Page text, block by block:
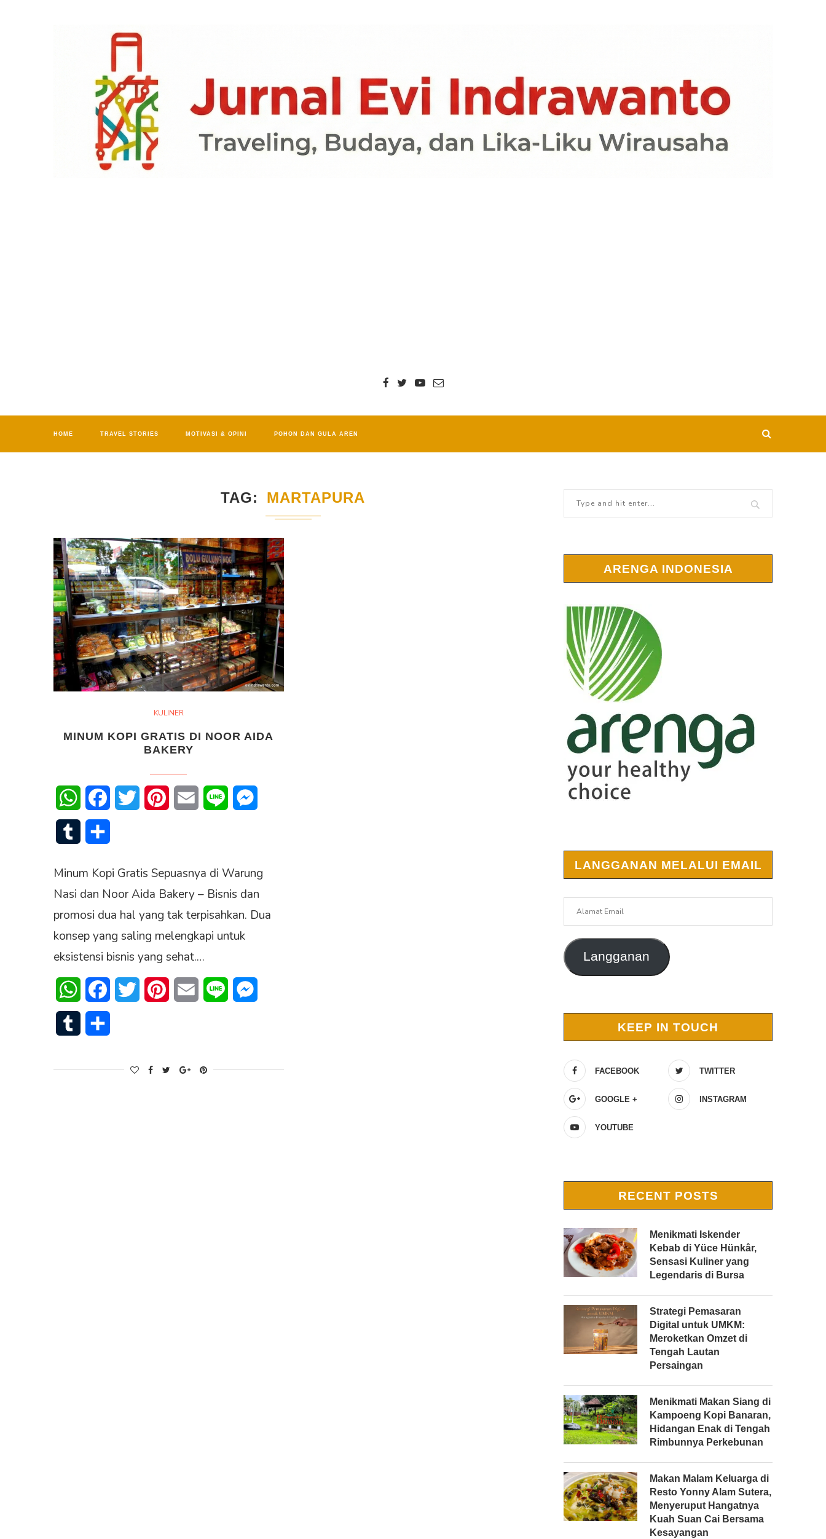
HOME TRAVEL STORIES MOTIVASI & OPINI POHON DAN GULA AREN
TAG MARTAPURA
KULINER
MINUM KOPI GRATIS DI NOOR AIDA
BAKERY
WhatsAppFacebookTwitter PinterestEmail Line
Tumblr
Minum Kopi Gratis Sepuasnya di Warung
Nasi dan Noor Aida Bakery – Bisnis dan
promosi dua hal yang tak terpisahkan. Dua
konsep yang saling melengkapi untuk
eksistensi bisnis yang sehat.…
WhatsAppFacebookTwitter PinterestEmail Line
Tumblr
ARENGA INDONESIA
LANGGANAN MELALUI EMAIL
Langganan
KEEP IN TOUCH
FACEBOOK TWITTER
GOOGLE + INSTAGRAM
YOUTUBE
RECENT POSTS
Menikmati Iskender
Kebab di Yüce Hünkâr,
Sensasi Kuliner yang
Legendaris di Bursa
Strategi Pemasaran
Digital untuk UMKM:
Meroketkan Omzet di
Tengah Lautan
Persaingan
Menikmati Makan Siang di
Kampoeng Kopi Banaran,
Hidangan Enak di Tengah
Rimbunnya Perkebunan
Makan Malam Keluarga di
Resto Yonny Alam Sutera,
Menyeruput Hangatnya
Kuah Suan Cai Bersama
Kesayangan